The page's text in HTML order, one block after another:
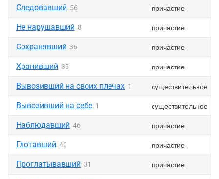
Следовавший 56 причастие
Не нарушавший 8 причастие
Сохранявший 36 причастие
Хранивший 35 причастие
Вывозивший на своих плечах 1 существительное
Вывозивший на себе 1 существительное
Наблюдавший 46 причастие
Глотавший 40 причастие
Проглатывавший 31 причастие